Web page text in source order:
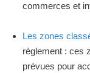
commerces et
Les zones
règlement : ces
prévues pour